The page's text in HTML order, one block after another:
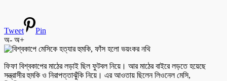
Tweet
Pin
অ- অ+
ফিফা বিশ্বকাপের মাঠের লড়াই ছিল ফুটবল নিয়ে। আর মাঠের বাইরে লড়তে হয়েছে
সন্ত্রাসীর হুমকি ও নিরাপত্তাঝুঁকি নিয়ে। এর আওতায় ছিলেন লিওনেল মেসি,